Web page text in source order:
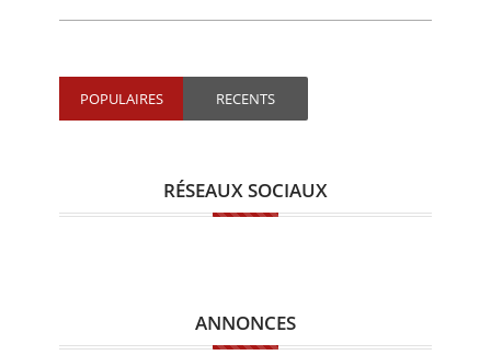
POPULAIRES RECENTS
RÉSEAUX SOCIAUX
ANNONCES